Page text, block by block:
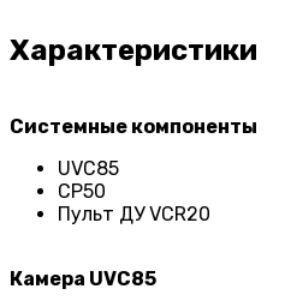
Характеристики
Системные компоненты
UVC85
CP50
Пульт ДУ VCR20
Камера UVC85